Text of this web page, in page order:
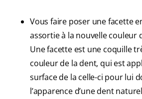
Vous faire poser une facette
assortie à la nouvelle couleur
Une facette est une coquille
couleur de la dent, qui est
surface de la celle-ci pour lui
l’apparence d’une dent